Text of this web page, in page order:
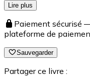
Lire plus
Paiement sécurisé
plateforme de
Sauvegarder
Partager ce livre :